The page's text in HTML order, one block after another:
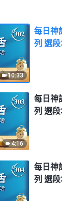
10:33
每日神
列 選
4:16
每日神
列 選
每日神
列 選